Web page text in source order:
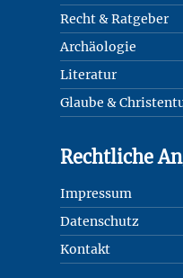
Recht & Ratgeber
Archäologie
Literatur
Glaube &
Rechtliche
Impressum
Datenschutz
Kontakt